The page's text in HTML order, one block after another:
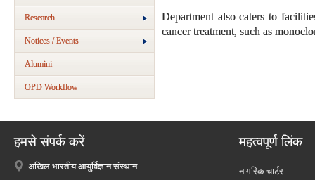
Research
Notices / Events
Alumini
OPD Workflow
Department also caters to
cancer treatment, such as
हमसे संपर्क करें
अखिल भारतीय आयुर्विज्ञान संस्थान
महत्वपूर्ण लिंक
नागरिक चार्टर